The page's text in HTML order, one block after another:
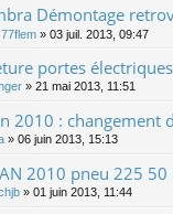
Démontage
77flem » 03 juil. 2013, 09:47
portes
» 21 mai 2013, 11:51
2010 : changement
» 06 juin 2013, 15:13
2010 pneu 225 50
» 01 juin 2013, 11:44